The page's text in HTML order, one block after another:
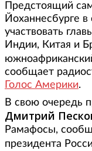
Предстоящий
Йоханнесбурге
участвовать
Индии, Китая и
сообщает
Голос Америки.
В свою очередь
Дмитрий
Рамафосы,
президента